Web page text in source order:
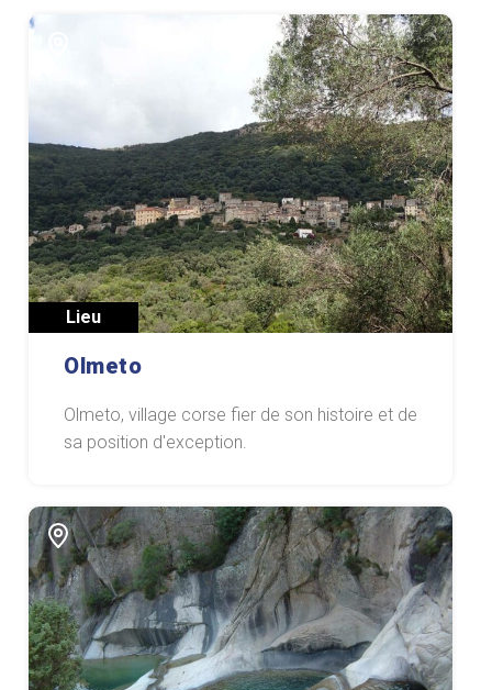
Lieu
Olmeto
Olmeto, village corse fier de son histoire et de
sa position d'exception.